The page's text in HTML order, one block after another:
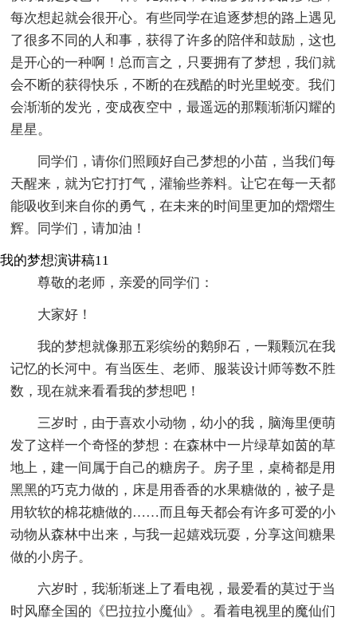
每次想起就会很开心。有些同学在追逐梦想的路上遇见
了很多不同的人和事，获得了许多的陪伴和鼓励，这也
是开心的一种啊！总而言之，只要拥有了梦想，我们就
会不断的获得快乐，不断的在残酷的时光里蜕变。我们
会渐渐的发光，变成夜空中，最遥远的那颗渐渐闪耀的
星星。
同学们，请你们照顾好自己梦想的小苗，当我们每
天醒来，就为它打打气，灌输些养料。让它在每一天都
能吸收到来自你的勇气，在未来的时间里更加的熠熠生
辉。同学们，请加油！
我的梦想演讲稿11
尊敬的老师，亲爱的同学们：
大家好！
我的梦想就像那五彩缤纷的鹅卵石，一颗颗沉在我
记忆的长河中。有当医生、老师、服装设计师等数不胜
数，现在就来看看我的梦想吧！
三岁时，由于喜欢小动物，幼小的我，脑海里便萌
发了这样一个奇怪的梦想：在森林中一片绿草如茵的草
地上，建一间属于自己的糖房子。房子里，桌椅都是用
黑黑的巧克力做的，床是用香香的水果糖做的，被子是
用软软的棉花糖做的……而且每天都会有许多可爱的小
动物从森林中出来，与我一起嬉戏玩耍，分享这间糖果
做的小房子。
六岁时，我渐渐迷上了看电视，最爱看的莫过于当
时风靡全国的《巴拉拉小魔仙》。看着电视里的魔仙们